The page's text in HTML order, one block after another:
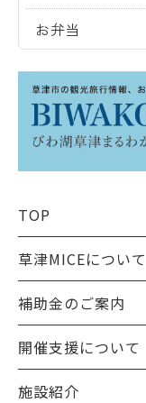
お弁当
TOP
草津MICEについて
補助金のご案内
開催支援について
施設紹介